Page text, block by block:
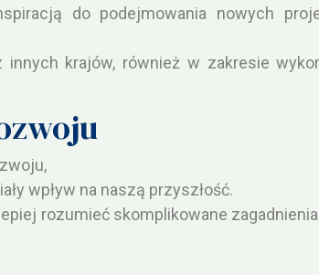
do podejmowania nowych
krajów, również w zakresie
wpływ na naszą przyszłość.
rozumieć skomplikowane